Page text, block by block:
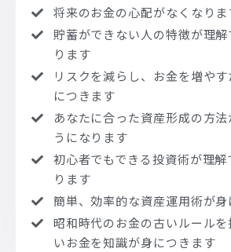
将来のお金の心配がなくなりま
貯蓄ができない人の特徴が理
ります
リスクを減らし、お金を増や
につきます
あなたに合った資産形成の方
うになります
初心者でもできる投資術が理
ります
簡単、効率的な資産運用術が
昭和時代のお金の古いルール
いお金を知識が身につきます